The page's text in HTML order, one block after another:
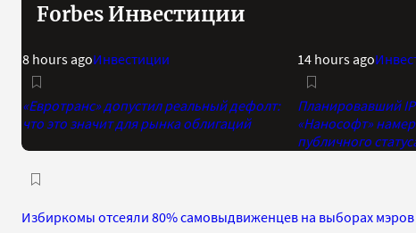
Forbes Инвестиции
8 hours agoИнвестиции
«Евротранс» допустил реальный дефолт:
что это значит для рынка облигаций
14 hours ago
Планировавший
«Нанософт»
публичного
Избиркомы отсеяли 80% самовыдвиженцев на выборах